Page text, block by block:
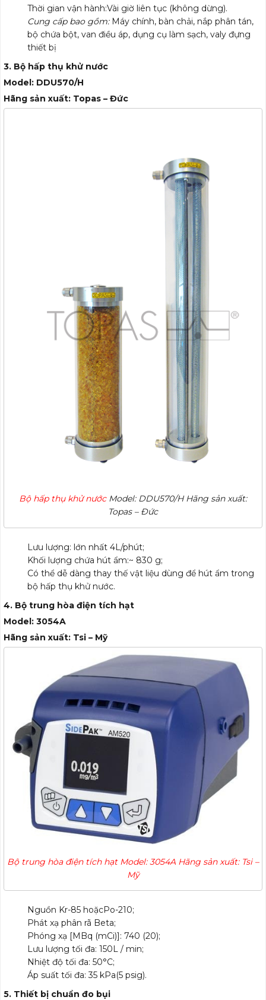
Thời gian vận hành:Vài giờ liên tục (không dừng).
Cung cấp bao gồm: Máy chính, bàn chải, nắp phân tán,
bộ chứa bột, van điều áp, dụng cụ làm sạch, valy đựng
thiết bị
3. Bộ hấp thụ khử nước
Model: DDU570/H
Hãng sản xuất: Topas – Đức
Bộ hấp thụ khử nướcModel: DDU570/H Hãng sản xuất:
Topas – Đức
Lưu lượng: lớn nhất 4L/phút;
Khối lượng chứa hút ẩm:~ 830 g;
Có thể dễ dàng thay thế vật liệu dùng để hút ẩm trong
bộ hấp thụ khử nước.
4. Bộ trung hòa điện tích hạt
Model: 3054A
Hãng sản xuất: Tsi – Mỹ
Bộ trung hòa điện tích hạt Model: 3054A Hãng sản xuất: Tsi –
Mỹ
Nguồn Kr-85 hoặcPo-210;
Phát xạ phân rã Beta;
Phóng xạ [MBq (mCi)]: 740 (20);
Lưu lượng tối đa: 150L / min;
Nhiệt độ tối đa: 50°C;
Áp suất tối đa: 35 kPa(5 psig).
5. Thiết bị chuẩn đo bụi